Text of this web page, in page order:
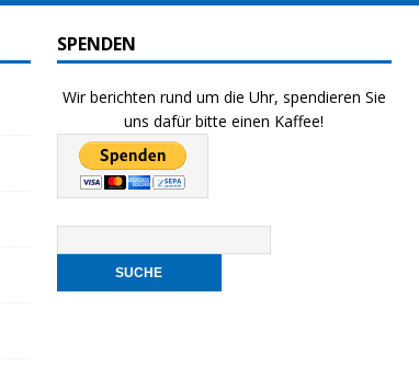
SPENDEN
Wir berichten rund um die Uhr, spendieren Sie
uns dafür bitte einen Kaffee!